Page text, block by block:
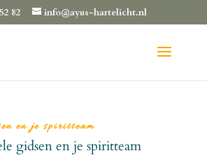
82 info@ayus-hartelicht.nl
en je spiritteam
gidsen en je spiritteam